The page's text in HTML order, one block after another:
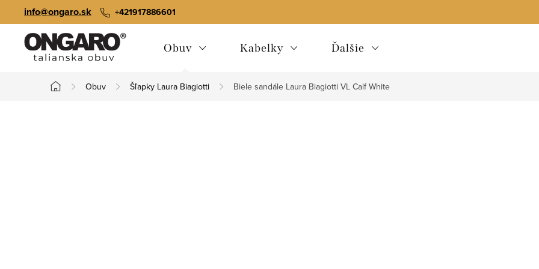
na
+421917886601
info@ongaro.sk
Obuv Kabelky Ďalšie
Domov
Obuv Šľapky Laura Biagiotti Biele sandále Laura Biagiotti VL Calf White